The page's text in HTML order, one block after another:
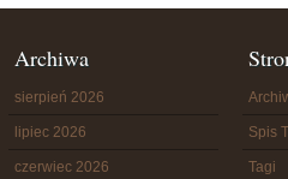
Archiwa
sierpień 2026
lipiec 2026
czerwiec 2026
Spis
Tagi